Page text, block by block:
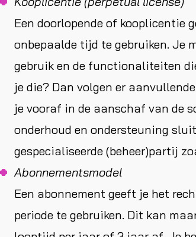
Een doorlopende of kooplicentie
onbepaalde tijd te gebruiken. Je
gebruik en de functionaliteiten
je die? Dan volgen er
je vooraf in de aanschaf van de
onderhoud en ondersteuning
gespecialiseerde (beheer)partij
Abonnementsmodel
Een abonnement geeft je het
periode te gebruiken. Dit kan